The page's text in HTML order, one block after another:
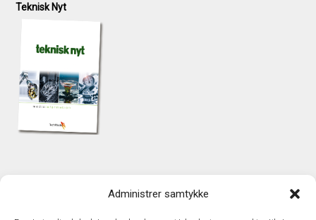
Administrer samtykke
Teknisk Nyt
TechMedia A/S